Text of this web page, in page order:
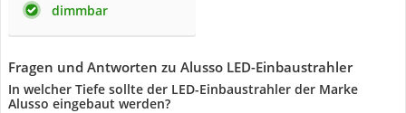
dimmbar
Fragen und Antworten zu Alusso LED-Einbaustrahler
In welcher Tiefe sollte der LED-Einbaustrahler der Marke
Alusso eingebaut werden?